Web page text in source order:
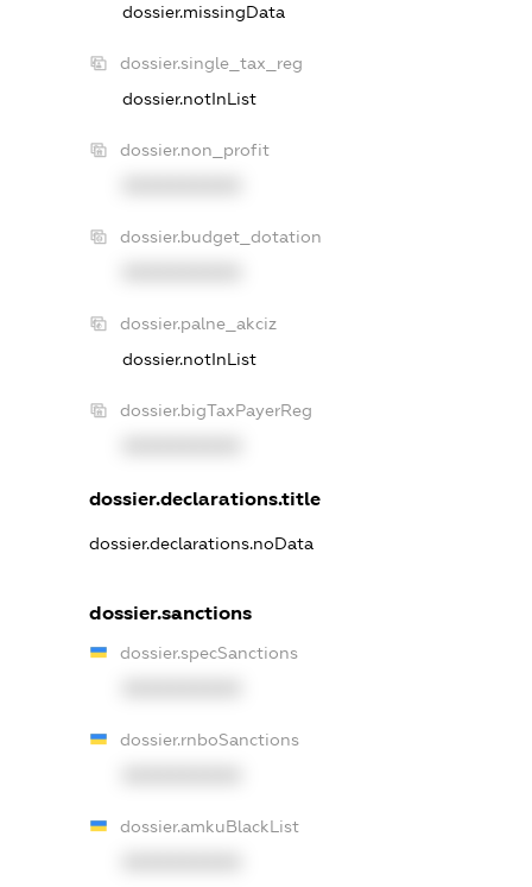
dossier.missingData
dossier.single_tax_reg
dossier.notInList
dossier.non_profit
dossier.budget_dotation
dossier.palne_akciz
dossier.notInList
dossier.bigTaxPayerReg
dossier.declarations.title
dossier.declarations.noData
dossier.sanctions
dossier.specSanctions
dossier.rnboSanctions
dossier.amkuBlackList